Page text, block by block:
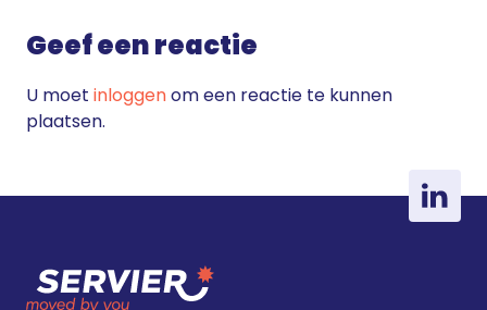
Geef een reactie
U moet inloggenom een reactie te kunnen
plaatsen.